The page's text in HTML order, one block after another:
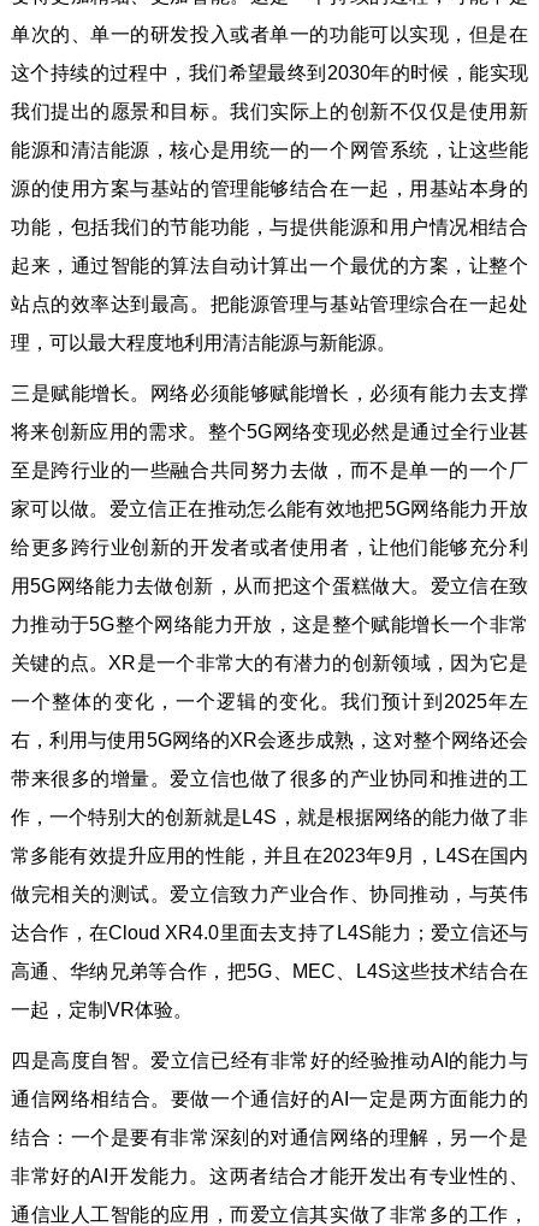
单次的、单一的研发投入或者单一的功能可以实现，但是在
这个持续的过程中，我们希望最终到2030年的时候，能实现
我们提出的愿景和目标。我们实际上的创新不仅仅是使用新
能源和清洁能源，核心是用统一的一个网管系统，让这些能
源的使用方案与基站的管理能够结合在一起，用基站本身的
功能，包括我们的节能功能，与提供能源和用户情况相结合
起来，通过智能的算法自动计算出一个最优的方案，让整个
站点的效率达到最高。把能源管理与基站管理综合在一起处
理，可以最大程度地利用清洁能源与新能源。
三是赋能增长。网络必须能够赋能增长，必须有能力去支撑
将来创新应用的需求。整个5G网络变现必然是通过全行业甚
至是跨行业的一些融合共同努力去做，而不是单一的一个厂
家可以做。爱立信正在推动怎么能有效地把5G网络能力开放
给更多跨行业创新的开发者或者使用者，让他们能够充分利
用5G网络能力去做创新，从而把这个蛋糕做大。爱立信在致
力推动于5G整个网络能力开放，这是整个赋能增长一个非常
关键的点。XR是一个非常大的有潜力的创新领域，因为它是
一个整体的变化，一个逻辑的变化。我们预计到2025年左
右，利用与使用5G网络的XR会逐步成熟，这对整个网络还会
带来很多的增量。爱立信也做了很多的产业协同和推进的工
作，一个特别大的创新就是L4S，就是根据网络的能力做了非
常多能有效提升应用的性能，并且在2023年9月，L4S在国内
做完相关的测试。爱立信致力产业合作、协同推动，与英伟
达合作，在Cloud XR4.0里面去支持了L4S能力；爱立信还与
高通、华纳兄弟等合作，把5G、MEC、L4S这些技术结合在
一起，定制VR体验。
四是高度自智。爱立信已经有非常好的经验推动AI的能力与
通信网络相结合。要做一个通信好的AI一定是两方面能力的
结合：一个是要有非常深刻的对通信网络的理解，另一个是
非常好的AI开发能力。这两者结合才能开发出有专业性的、
通信业人工智能的应用，而爱立信其实做了非常多的工作，